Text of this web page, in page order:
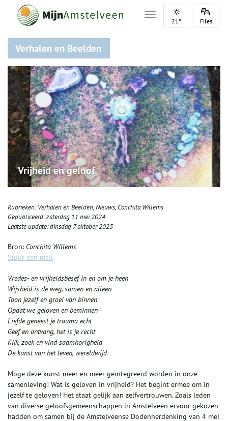
Toggle navigation
21° Files
Verhalen en Beelden
Vrijheid en geloof
Rubrieken:Verhalen en Beelden,Nieuws, Conchita Willems
Gepubliceerd:zaterdag 11 mei 2024
Laatste update:dinsdag 7 oktober 2025
Bron: Conchita Willems
Stuur een mail
Vredes- en vrijheidsbesef in en om je heen
Wijsheid is de weg, samen en alleen
Toon jezelf en groei van binnen
Opdat we geloven en beminnen
Liefde geneest je trauma echt
Geef en ontvang, het is je recht
Kijk, zoek en vind saamhorigheid
De kunst van het leven, wereldwijd
Moge deze kunst meer en meer geïntegreerd worden in onze
samenleving! Wat is geloven in vrijheid? Het begint ermee om in
jezelf te geloven! Het staat gelijk aan zelfvertrouwen. Zoals leden
van diverse geloofsgemeenschappen in Amstelveen ervoor gekozen
hadden om samen bij de Amstelveense Dodenherdenking van 4 mei